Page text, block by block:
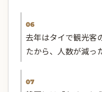
06
去年はタイで観光客
たから、人数が減っ
07